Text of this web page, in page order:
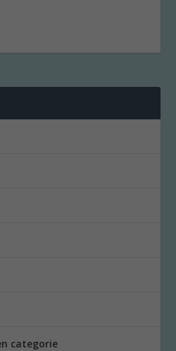
categorie